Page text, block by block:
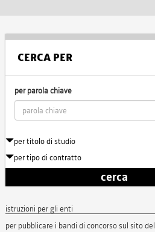
CERCA PER
per parola chiave
per titolo di studio
per tipo di contratto
cerca
istruzioni per gli enti
per pubblicare i bandi di concorso sul sito